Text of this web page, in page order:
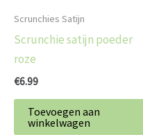
Scrunchies Satijn
Scrunchie satijn poeder
roze
€6.99
Toevoegen aan
winkelwagen